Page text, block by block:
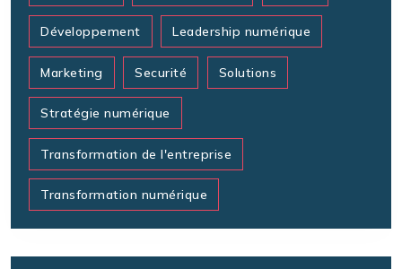
Développement Leadership numérique
Marketing Securité Solutions
Stratégie numérique
Transformation de l'entreprise
Transformation numérique